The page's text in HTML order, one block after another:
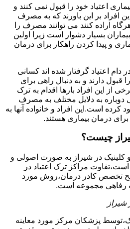
اعتیاد خود را قبول نمی کنند و
افراد بر این باورند که به مصرف
اراده کنند می توانند مصرف را
بسیار دشوار است زیرا اولین
و پیدا کردن راهکار برای درمان
دام اعتیاد گرفتار شده اند کسانی
قبول دارند و به دنبال راهی برای
از این افراد بارها اقدام به ترک
دوباره به دلایل مختلف به مصرف
کرده است.این افراد و خانواده آنها به
درمان بیماری هستند.
چیست؟
کلینیک در شیراز به صورت اصولی و
مراکز ترک اعتیاد در
تخصص کادر درمان،روش مورد
رفاهی مجموعه است.
شیراز
پزشکان مرکز مورد معاینه